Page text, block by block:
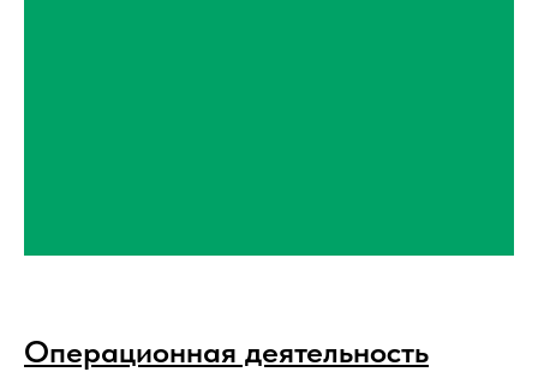
Операционная деятельность